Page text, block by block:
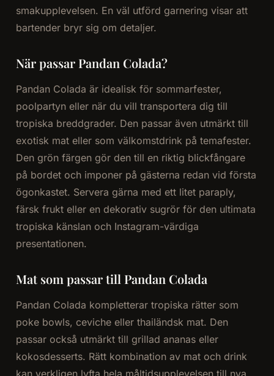
smakupplevelsen. En väl utförd garnering visar att
bartender bryr sig om detaljer.
När passar Pandan Colada?
Pandan Colada är idealisk för sommarfester,
poolpartyn eller när du vill transportera dig till
tropiska breddgrader. Den passar även utmärkt till
exotisk mat eller som välkomstdrink på temafester.
Den grön färgen gör den till en riktig blickfångare
på bordet och imponer på gästerna redan vid första
ögonkastet. Servera gärna med ett litet paraply,
färsk frukt eller en dekorativ sugrör för den ultimata
tropiska känslan och Instagram-värdiga
presentationen.
Mat som passar till Pandan Colada
Pandan Colada kompletterar tropiska rätter som
poke bowls, ceviche eller thailändsk mat. Den
passar också utmärkt till grillad ananas eller
kokosdesserts. Rätt kombination av mat och drink
kan verkligen lyfta hela måltidsupplevelsen till nya